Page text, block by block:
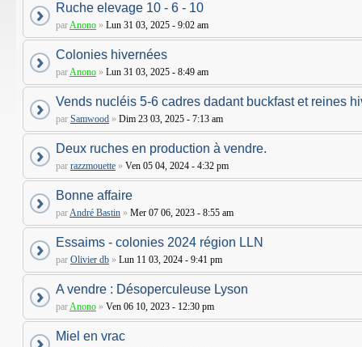
Ruche elevage 10 - 6 - 10
parAnono » Lun 31 03, 2025 - 9:02 am
Colonies hivernées
parAnono » Lun 31 03, 2025 - 8:49 am
Vends nucléis 5-6 cadres dadant buckfast et reines
par Samwood » Dim 23 03, 2025 - 7:13 am
Deux ruches en production à vendre.
par razzmouette » Ven 05 04, 2024 - 4:32 pm
Bonne affaire
parAndré Bastin » Mer 07 06, 2023 - 8:55 am
Essaims - colonies 2024 région LLN
par Olivier db » Lun 11 03, 2024 - 9:41 pm
A vendre : Désoperculeuse Lyson
parAnono » Ven 06 10, 2023 - 12:30 pm
Miel en vrac